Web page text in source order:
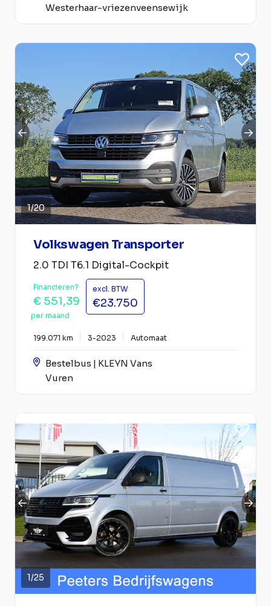
Westerhaar-vriezenveensewijk
1/20
Volkswagen Transporter
2.0 TDI T6.1 Digital-Cockpit
Financieren?
€ 551,39
per maand
excl. BTW
€23.750
199.071 km 3-2023 Automaat
Bestelbus | KLEYN Vans
Vuren
1/25